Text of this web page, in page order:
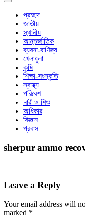
Toggle
navigation
প্রচ্ছদ
জাতীয়
স্থানীয়
আন্তর্জাতিক
ব্যবসা-বাণিজ্য
খেলাধুলা
কৃষি
শিক্ষা-সংস্কৃতি
স্বাস্থ্য
পরিবেশ
নারী ও শিশু
অধিকার
বিজ্ঞান
প্রবাস
sherpur ammo
Leave a Reply
Your email address will
marked *